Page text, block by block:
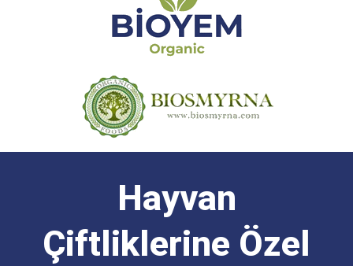
Hayvan
Çiftliklerine Özel